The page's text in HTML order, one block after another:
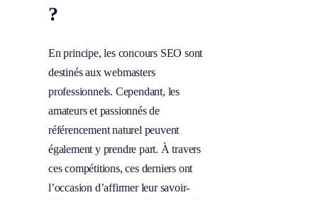
?
En principe, les concours SEO sont
destinés aux webmasters
professionnels. Cependant, les
amateurs et passionnés de
référencement naturel peuvent
également y prendre part. À travers
ces compétitions, ces derniers ont
l’occasion d’affirmer leur savoir-